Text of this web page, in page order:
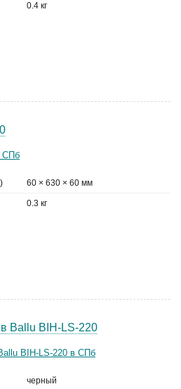
0.4 кг
60 × 630 × 60 мм
0.3 кг
Ballu BIH-LS-220
черный